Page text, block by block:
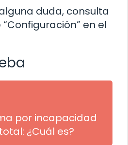
duda, consulta
en el
por incapacidad
¿Cuál es?